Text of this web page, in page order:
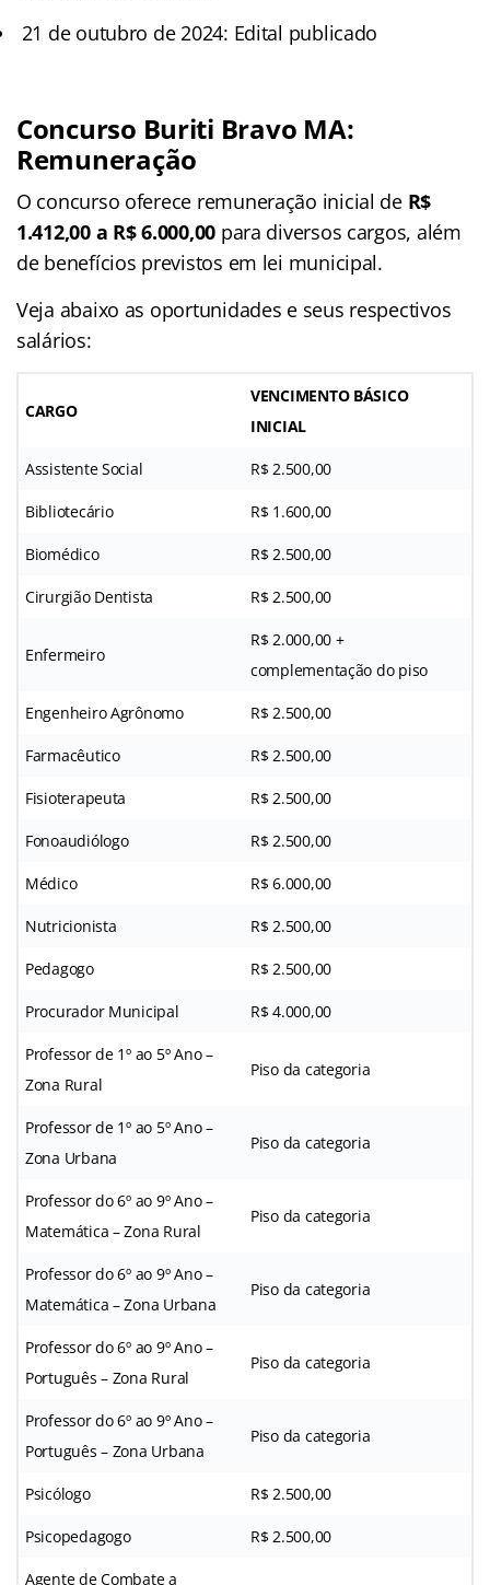
21 de outubro de 2024: Edital publicado
Concurso Buriti Bravo MA:
Remuneração
O concurso oferece remuneração inicial de R$
1.412,00 a R$ 6.000,00 para diversos cargos, além
de benefícios previstos em lei municipal.
Veja abaixo as oportunidades e seus respectivos
salários:
CARGO
VENCIMENTO BÁSICO
INICIAL
Assistente Social R$ 2.500,00
Bibliotecário R$ 1.600,00
Biomédico R$ 2.500,00
Cirurgião Dentista R$ 2.500,00
Enfermeiro
R$ 2.000,00 +
complementação do piso
Engenheiro Agrônomo R$ 2.500,00
Farmacêutico R$ 2.500,00
Fisioterapeuta R$ 2.500,00
Fonoaudiólogo R$ 2.500,00
Médico R$ 6.000,00
Nutricionista R$ 2.500,00
Pedagogo R$ 2.500,00
Procurador Municipal R$ 4.000,00
Professor de 1º ao 5º Ano –
Zona Rural
Piso da categoria
Professor de 1º ao 5º Ano –
Zona Urbana
Piso da categoria
Professor do 6º ao 9º Ano –
Matemática – Zona Rural
Piso da categoria
Professor do 6º ao 9º Ano –
Matemática – Zona Urbana
Piso da categoria
Professor do 6º ao 9º Ano –
Português – Zona Rural
Piso da categoria
Professor do 6º ao 9º Ano –
Português – Zona Urbana
Piso da categoria
Psicólogo R$ 2.500,00
Psicopedagogo R$ 2.500,00
Agente de Combate a